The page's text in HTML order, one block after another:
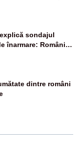
– SONDAJ
sondajul
înarmare: Românii
și un echilibru
dintre români